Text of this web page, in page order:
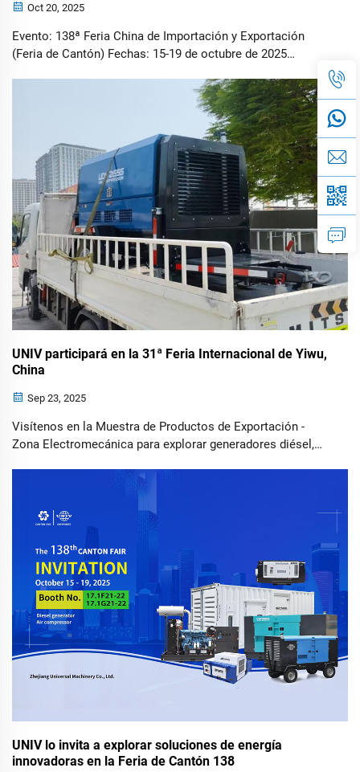
Oct 20, 2025
Evento: 138ª Feria China de Importación y Exportación
(Feria de Cantón) Fechas: 15-19 de octubre de 2025
Productos destacados: Generadores diésel, compresores
de aire, torres de iluminación solares y diésel
UNIV participará en la 31ª Feria Internacional de Yiwu,
China
Sep 23, 2025
Visítenos en la Muestra de Productos de Exportación -
Zona Electromecánica para explorar generadores diésel,
vigilancia solar. UNIV, un innovador líder en soluciones de
generación de energía y energéticas, está entusiasmado
por anunciar...
UNIV lo invita a explorar soluciones de energía
innovadoras en la Feria de Cantón 138